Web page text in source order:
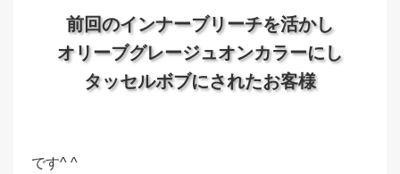
前回のインナーブリーチを活かし
オリーブグレージュオンカラーにし
タッセルボブにされたお客様
です^ ^